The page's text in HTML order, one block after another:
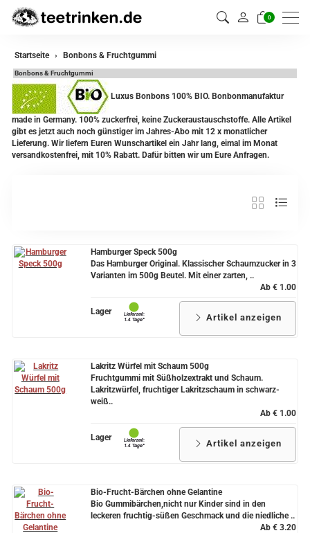
0
Startseite Bonbons & Fruchtgummi
Bonbons & Fruchtgummi
Luxus Bonbons 100% BIO. Bonbonmanufaktur
made in Germany. 100% zuckerfrei, keine Zuckeraustauschstoffe. Alle Artikel
gibt es jetzt auch noch günstiger im Jahres-Abo mit 12 x monatlicher
Lieferung. Wir liefern Euren Wunschartikel ein Jahr lang, eimal im Monat
versandkostenfrei, mit 10% Rabatt. Dafür bitten wir um Eure Anfragen.
Hamburger Speck 500g
Das Hamburger Original. Klassischer Schaumzucker in 3
Varianten im 500g Beutel. Mit einer zarten, ..
Ab € 1.00
Lager
Artikel anzeigen
Lakritz Würfel mit Schaum 500g
Fruchtgummi mit Süßholzextrakt und Schaum.
Lakritzwürfel, fruchtiger Lakritzschaum in schwarz-
weiß..
Ab € 1.00
Lager
Artikel anzeigen
Bio-Frucht-Bärchen ohne Gelantine
Bio Gummibärchen,nicht nur Kinder sind in den
leckeren fruchtig-süßen Geschmack und die niedliche ..
Ab € 3.20